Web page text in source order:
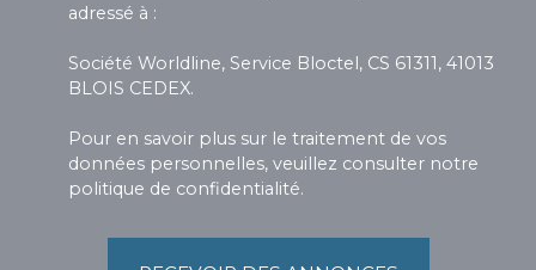
adressé à :
Société Worldline, Service Bloctel, CS 61311, 41013
BLOIS CEDEX.
Pour en savoir plus sur le traitement de vos
données personnelles, veuillez consulter notre
politique de confidentialité.